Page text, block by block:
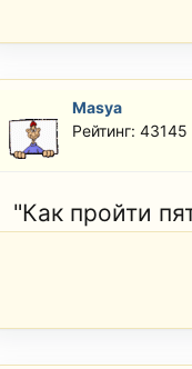
Masya
Рейтинг: 43145
"Как пройти